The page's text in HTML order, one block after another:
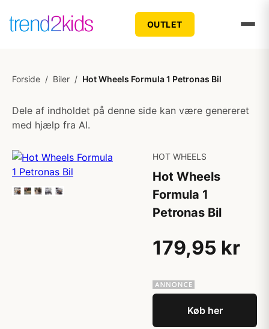
OUTLET
Forside / Biler / Hot Wheels Formula 1 Petronas Bil
Dele af indholdet på denne side kan være genereret
med hjælp fra AI.
HOT WHEELS
Hot Wheels
Formula 1
Petronas Bil
179,95 kr
Køb her